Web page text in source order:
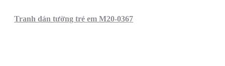
Tranh dán tường trẻ em M20-0367